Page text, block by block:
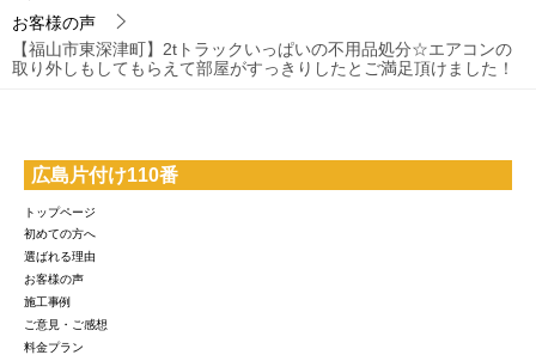
お客様の声
【福山市東深津町】2tトラックいっぱいの不用品処分☆エアコンの
取り外しもしてもらえて部屋がすっきりしたとご満足頂けました！
広島片付け110番
トップページ
初めての方へ
選ばれる理由
お客様の声
施工事例
ご意見・ご感想
料金プラン